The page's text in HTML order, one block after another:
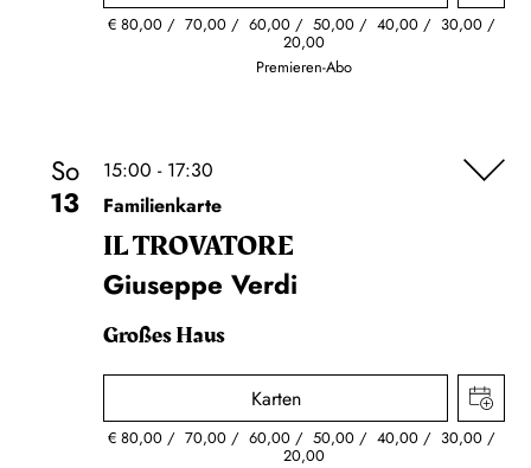
€80,00 70,00 60,00 50,00 40,00 30,00
20,00
Premieren-Abo
So
13
15:00 - 17:30
Familienkarte
IL TROVA­TORE
Giuseppe Verdi
Großes Haus
Karten
€80,00 70,00 60,00 50,00 40,00 30,00
20,00